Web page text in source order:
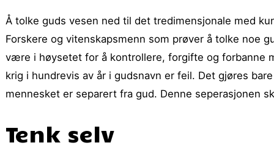
Å tolke guds vesen ned til det tredimensjonale med
Forskere og vitenskapsmenn som prøver å tolke noe
være i høysetet for å kontrollere, forgifte og forbanne
krig i hundrevis av år i gudsnavn er feil. Det gjøres
mennesket er separert fra gud. Denne seperasjonen
Tenk selv